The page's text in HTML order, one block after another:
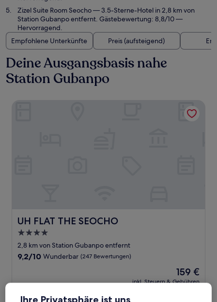
Zizel Suite Room Seocho— 3.5-Sterne-Hotel in 2,8 km von
Station Gubanpo entfernt. Gästebewertung: 8,8/10 —
Hervorragend.
Empfohlene Unterkünfte
Preis (aufsteigend)
Deine Ausgangsbasis nahe
Station Gubanpo
UH FLAT THE SEOCHO
UH FLAT THE SEOCHO
4.0-
Sterne-
Unterkunft
2,8 km von Station Gubanpo entfernt
9.2
Wunderbar,
Bewertungen)
9,2/10 Wunderbar (247 Bewertungen)
Der
Preis
159 €
inkl. Steuern & Gebühren